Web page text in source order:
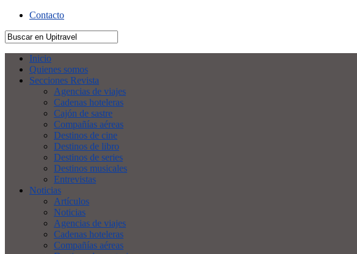
Contacto
Inicio
Quienes somos
Secciones Revista
Agencias de viajes
Cadenas hoteleras
Cajón de sastre
Compañías aéreas
Destinos de cine
Destinos de libro
Destinos de series
Destinos musicales
Entrevistas
Noticias
Artículos
Noticias
Agencias de viajes
Cadenas hoteleras
Compañías aéreas